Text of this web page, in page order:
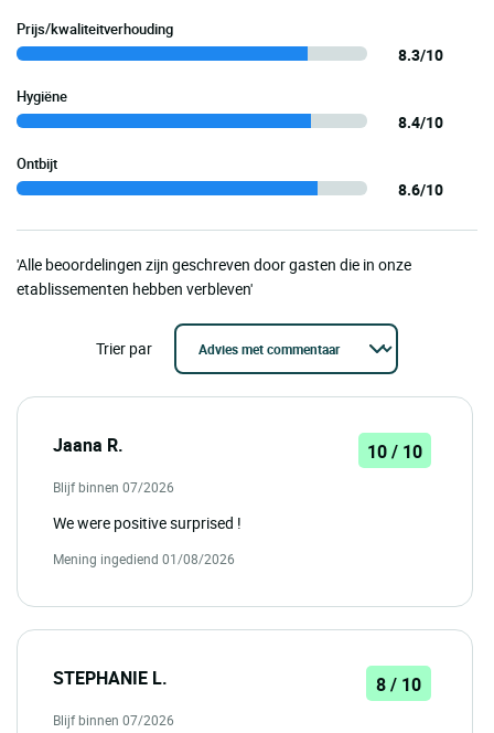
Prijs/kwaliteitverhouding
8.3/10
Hygiëne
8.4/10
Ontbijt
8.6/10
'Alle beoordelingen zijn geschreven door gasten die in onze
etablissementen hebben verbleven'
Trier par
Jaana R. 10 / 10
Blijf binnen 07/2026
We were positive surprised !
Mening ingediend 01/08/2026
STEPHANIE L. 8 / 10
Blijf binnen 07/2026